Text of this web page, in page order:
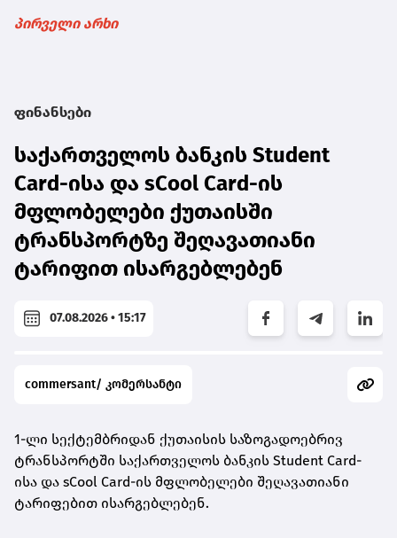
პირველი არხი
ფინანსები
საქართველოს ბანკის Student
Card-ისა და sCool Card-ის
მფლობელები ქუთაისში
ტრანსპორტზე შეღავათიანი
ტარიფით ისარგებლებენ
07.08.2026 • 15:17
commersant/ კომერსანტი
1-ლი სექტემბრიდან ქუთაისის საზოგადოებრივ
ტრანსპორტში საქართველოს ბანკის Student Card-
ისა და sCool Card-ის მფლობელები შეღავათიანი
ტარიფებით ისარგებლებენ.